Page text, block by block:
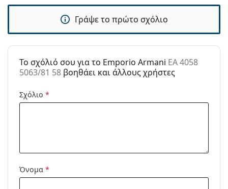
Emporio Armani
Χρήση:
Μόδα
Προϊόντος /
EA 4058 5063/81 58
Γράψε το πρώτο σχόλιο
To σχόλιό σου για το Emporio Armani EA 4058
5063/81 58 βοηθάει και άλλους χρήστες
Σχόλιο *
Όνομα *